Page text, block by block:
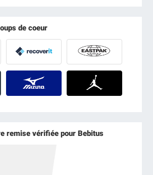
de coeur
remise vérifiée pour Bebitus